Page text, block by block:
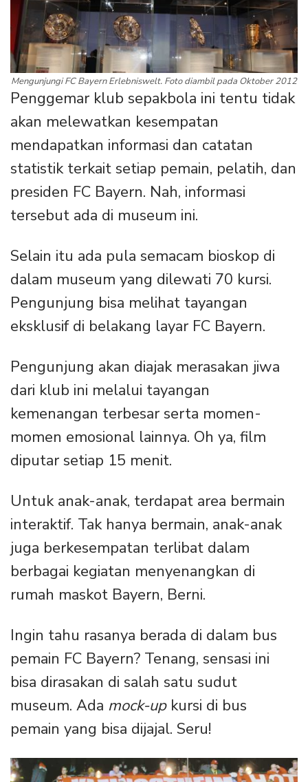
Mengunjungi FC Bayern Erlebniswelt. Foto diambil pada Oktober 2012
Penggemar klub sepakbola ini tentu tidak
akan melewatkan kesempatan
mendapatkan informasi dan catatan
statistik terkait setiap pemain, pelatih, dan
presiden FC Bayern. Nah, informasi
tersebut ada di museum ini.
Selain itu ada pula semacam bioskop di
dalam museum yang dilewati 70 kursi.
Pengunjung bisa melihat tayangan
eksklusif di belakang layar FC Bayern.
Pengunjung akan diajak merasakan jiwa
dari klub ini melalui tayangan
kemenangan terbesar serta momen-
momen emosional lainnya. Oh ya, film
diputar setiap 15 menit.
Untuk anak-anak, terdapat area bermain
interaktif. Tak hanya bermain, anak-anak
juga berkesempatan terlibat dalam
berbagai kegiatan menyenangkan di
rumah maskot Bayern, Berni.
Ingin tahu rasanya berada di dalam bus
pemain FC Bayern? Tenang, sensasi ini
bisa dirasakan di salah satu sudut
museum. Ada mock-upkursi di bus
pemain yang bisa dijajal. Seru!